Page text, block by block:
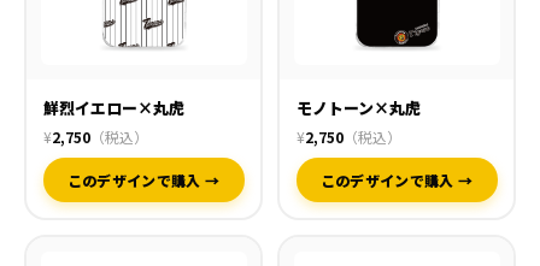
鮮烈イエロー×丸虎
¥2,750（税込）
このデザインで購入 →
モノトーン×丸虎
¥2,750（税込）
このデザインで購入 →